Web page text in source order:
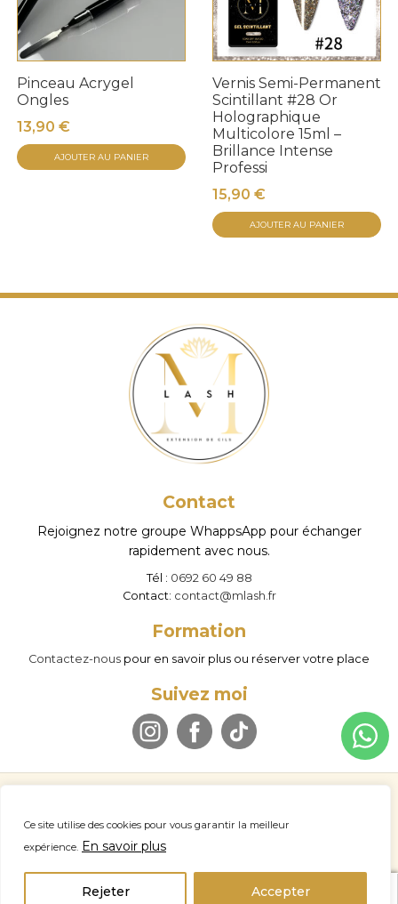
Ce site utilise des cookies pour vous garantir la meilleur
expérience. En savoir plus
Rejeter Accepter
Pinceau Acrygel
Ongles
13,90 €
AJOUTER AU PANIER
Vernis Semi-Permanent
Scintillant #28 Or
Holographique
Multicolore 15ml –
Brillance Intense
Professi
15,90 €
AJOUTER AU PANIER
Contact
Rejoignez notre groupe WhappsApp pour échanger
rapidement avec nous.
Tél : 0692 60 49 88
Contact: contact@mlash.fr
Formation
Contactez-nous pour en savoir plus ou réserver votre place
Suivez moi
Conditions d’utilisation
Politique de remboursement
Nous contacter
search